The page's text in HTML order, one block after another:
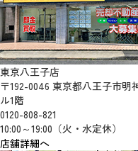
東京八王子店
〒192-0046 東京都八王子市明
ル1階
0120-808-821
10:00～19:00（火・水定休）
店舗詳細へ